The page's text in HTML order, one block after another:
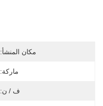
مكان المنشأ:
ماركة:
ف / ن: